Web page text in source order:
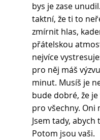
bys je zase
taktní, že ti to
zmírnit hlas,
přátelskou
nejvíce
pro něj máš
minut. Musíš je
bude dobré, že
pro všechny. Oni
Jsem tady,
Potom jsou vaši.